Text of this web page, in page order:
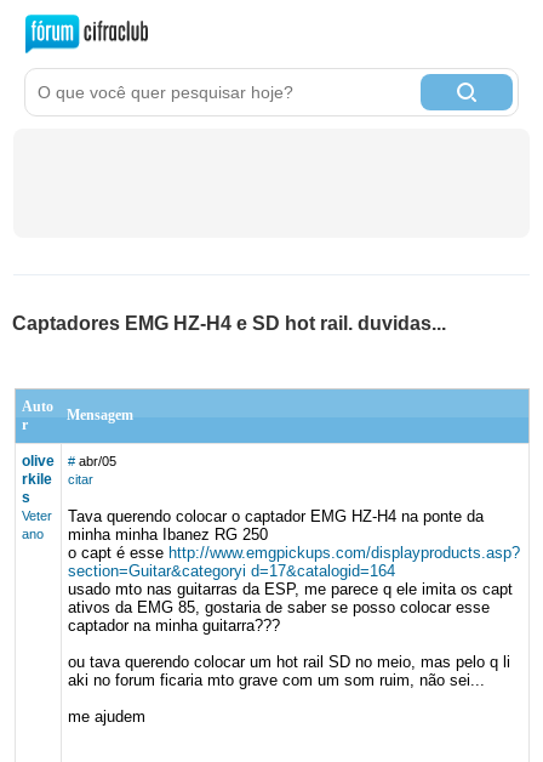
Captadores EMG HZ-H4 e SD hot rail. duvidas...
Auto
r
Mensagem
olive
rkile
s
Veter
ano
# abr/05
citar
Tava querendo colocar o captador EMG HZ-H4 na ponte da
minha minha Ibanez RG 250
o capt é esse http://www.emgpickups.com/displayproducts.asp?
section=Guitar&categoryi d=17&catalogid=164
usado mto nas guitarras da ESP, me parece q ele imita os capt
ativos da EMG 85, gostaria de saber se posso colocar esse
captador na minha guitarra???
ou tava querendo colocar um hot rail SD no meio, mas pelo q li
aki no forum ficaria mto grave com um som ruim, não sei...
me ajudem